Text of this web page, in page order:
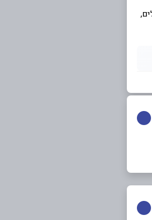
כ-5 סוגי קוקטיילים,